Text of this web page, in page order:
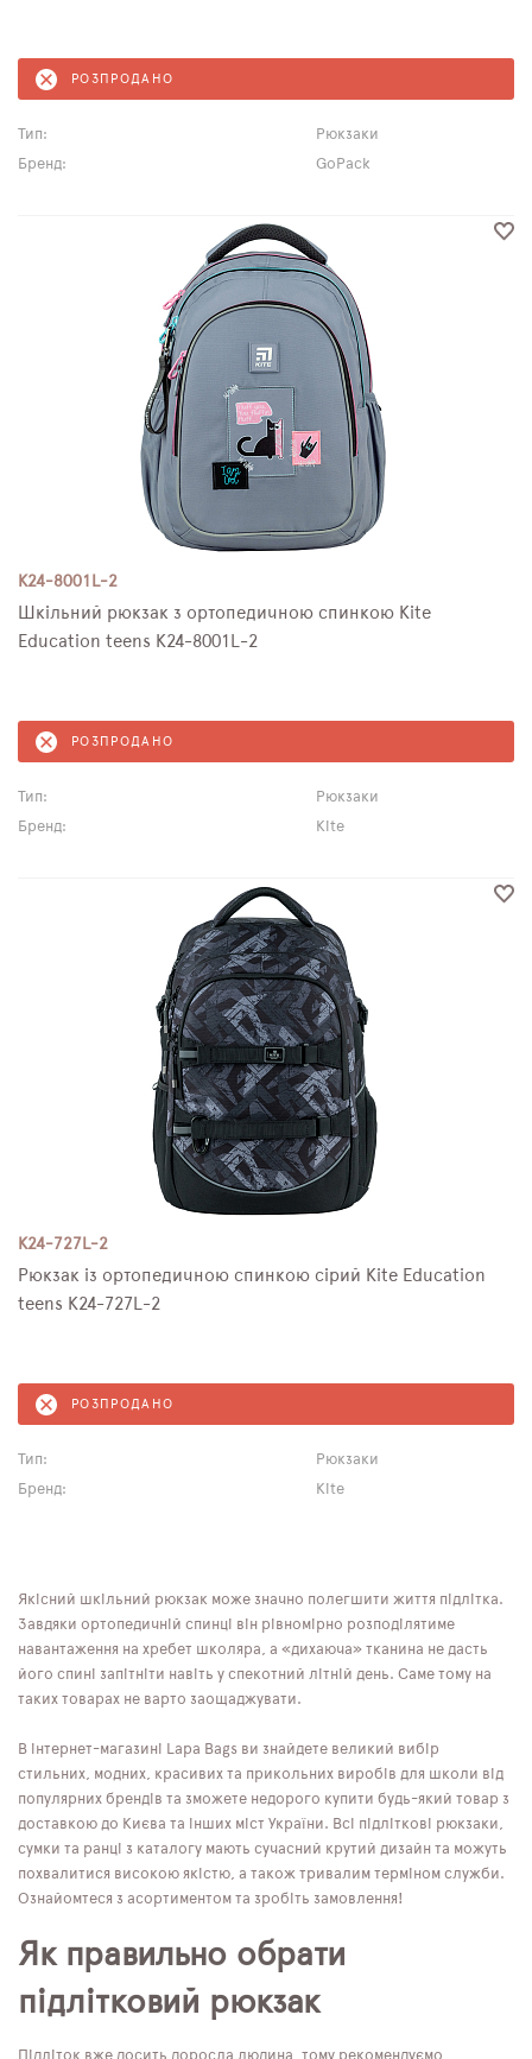
РОЗПРОДАНО
Тип:
Рюкзаки
Бренд:
GoPack
K24-8001L-2
Шкільний рюкзак з ортопедичною спинкою Kite
Education teens K24-8001L-2
РОЗПРОДАНО
Тип:
Рюкзаки
Бренд:
Kite
K24-727L-2
Рюкзак із ортопедичною спинкою сірий Kite Education
teens K24-727L-2
РОЗПРОДАНО
Тип:
Рюкзаки
Бренд:
Kite
Якісний шкільний рюкзак може значно полегшити життя підлітка.
Завдяки ортопедичній спинці він рівномірно розподілятиме
навантаження на хребет школяра, а «дихаюча» тканина не дасть
його спині запітніти навіть у спекотний літній день. Саме тому на
таких товарах не варто заощаджувати.
В інтернет-магазині Lapa Bags ви знайдете великий вибір
стильних, модних, красивих та прикольних виробів для школи від
популярних брендів та зможете недорого купити будь-який товар з
доставкою до Києва та інших міст України. Всі підліткові рюкзаки,
сумки та ранці з каталогу мають сучасний крутий дизайн та можуть
похвалитися високою якістю, а також тривалим терміном служби.
Ознайомтеся з асортиментом та зробіть замовлення!
Як правильно обрати
підлітковий рюкзак
Підліток вже досить доросла людина, тому рекомендуємо